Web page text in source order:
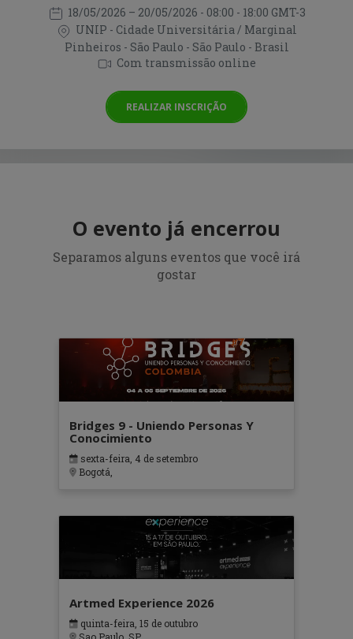
18/05/2026 – 20/05/2026 - 08:00 - 18:00 GMT-3
UNIP - Cidade Universitária / Marginal
Pinheiros - São Paulo - São Paulo - Brasil
Com transmissão online
REALIZAR INSCRIÇÃO
O evento já encerrou
Separamos alguns eventos que você irá
gostar
Bridges 9 - Uniendo Personas Y
Conocimiento
sexta-feira, 4 de setembro
Bogotá,
Artmed Experience 2026
quinta-feira, 15 de outubro